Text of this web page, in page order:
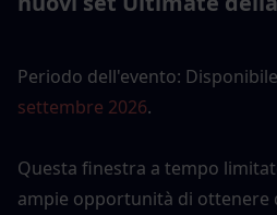
Periodo dell'evento:
settembre 2026.
Questa finestra a tempo
ampie opportunità di ottenere